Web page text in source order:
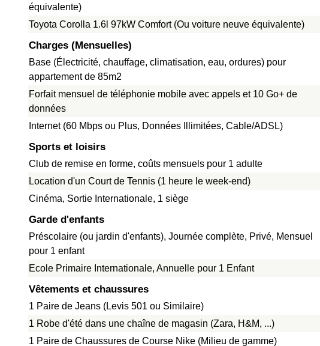
équivalente)
Toyota Corolla 1.6l 97kW Comfort (Ou voiture neuve équivalente)
Charges (Mensuelles)
Base (Électricité, chauffage, climatisation, eau, ordures) pour
appartement de 85m2
Forfait mensuel de téléphonie mobile avec appels et 10 Go+ de
données
Internet (60 Mbps ou Plus, Données Illimitées, Cable/ADSL)
Sports et loisirs
Club de remise en forme, coûts mensuels pour 1 adulte
Location d'un Court de Tennis (1 heure le week-end)
Cinéma, Sortie Internationale, 1 siège
Garde d'enfants
Préscolaire (ou jardin d'enfants), Journée complète, Privé, Mensuel
pour 1 enfant
Ecole Primaire Internationale, Annuelle pour 1 Enfant
Vêtements et chaussures
1 Paire de Jeans (Levis 501 ou Similaire)
1 Robe d'été dans une chaîne de magasin (Zara, H&M, ...)
1 Paire de Chaussures de Course Nike (Milieu de gamme)